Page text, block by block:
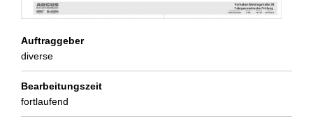
Auftraggeber
diverse
Bearbeitungszeit
fortlaufend